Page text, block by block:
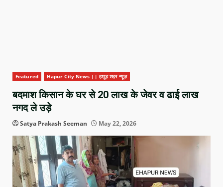
Featured Hapur City News || हापुड़ शहर न्यूज़
बदमाश किसान के घर से 20 लाख के जेवर व ढाई लाख
नगद ले उड़े
Satya Prakash Seeman May 22, 2026